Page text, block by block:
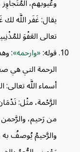
وعُيوبهم،
يقال: غَفَر اللَّه لك
تعالى العَفْوَ للمُذْنِبين»
قوله: وارحمه : وهذا
الرحمة التي هي
أسماء اللَّه تعالى:
الرَّحْمة، مثْل: نَدْمَان
من رَحيم،
والرَّحيمُ يُوصفُ به